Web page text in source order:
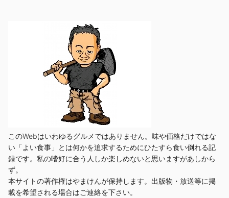
このWebはいわゆるグルメではありません。味や価格だけではな
い「よい食事」とは何かを追求するためにひたすら食い倒れる記
録です。私の嗜好に合う人しか楽しめないと思いますがあしから
ず。
本サイトの著作権はやまけんが保持します。出版物・放送等に掲
載を希望される場合はご連絡を下さい。